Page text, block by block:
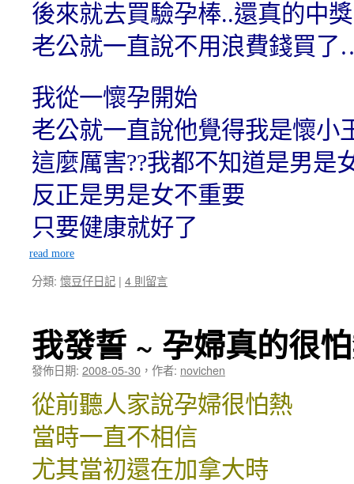
後來就去買驗孕棒..還真的中
老公就一直說不用浪費錢買了
我從一懷孕開始
老公就一直說他覺得我是懷小
這麼厲害??我都不知道是男是
反正是男是女不重要
只要健康就好了
read more
分類: 懷豆仔日記 | 4 則留言
我發誓 ~ 孕婦真的很
發佈日期: 2008-05-30 ， 作者: novichen
從前聽人家說孕婦很怕熱
當時一直不相信
尤其當初還在加拿大時